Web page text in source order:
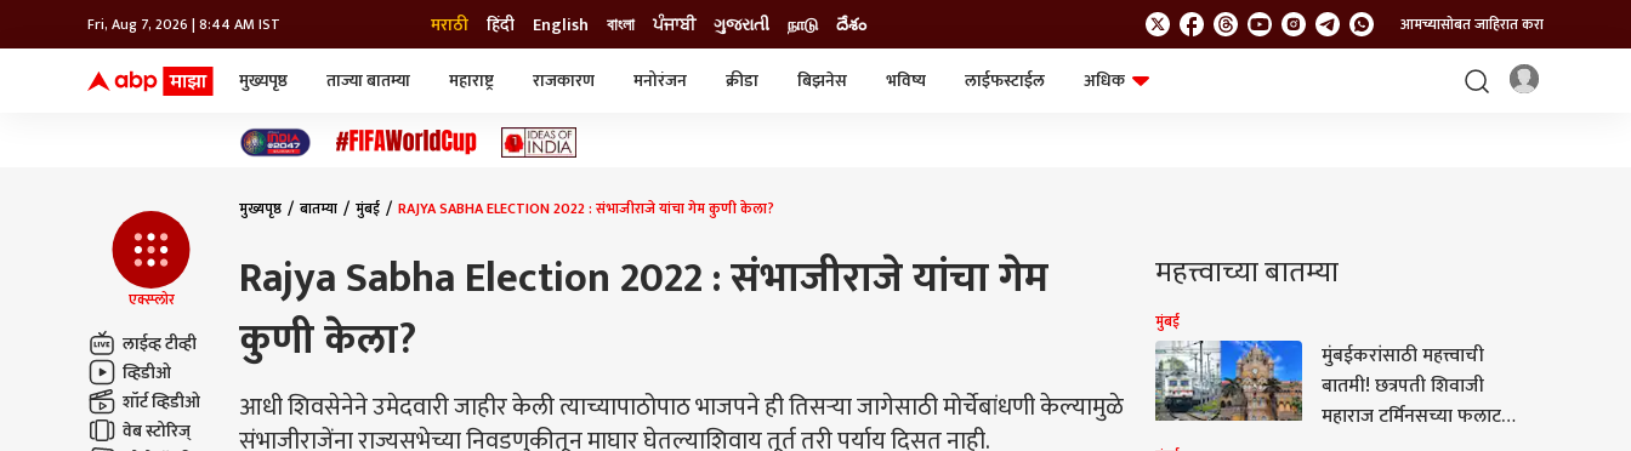
Fri, Aug 7, 2026 | 8:44 AM IST मराठी हिंदी English বাংলা ਪੰਜਾਬੀ ગુજરાતી நாடு దేశం आमच्यासोबत जाहिरात करा
मुख्यपृष्ठ ताज्या बातम्या महाराष्ट्र राजकारण मनोरंजन क्रीडा बिझनेस भविष्य लाईफस्टाईल
अधिक
कोल्हापूर
नवी मुंबई
अमरावती
अकोला
एक्स्प्लोर
लाईव्ह टीव्ही
व्हिडीओ
शॉर्ट व्हिडीओ
वेब स्टोरिज्
मुख्यपृष्ठ बातम्या मुंबई RAJYA SABHA ELECTION 2022 : संभाजीराजे यांचा गेम कुणी केला?
Rajya Sabha Election 2022 : संभाजीराजे यांचा गेम
कुणी केला?
आधी शिवसेनेने उमेदवारी जाहीर केली त्याच्यापाठोपाठ भाजपने ही तिसऱ्या जागेसाठी मोर्चेबांधणी केल्यामुळे
संभाजीराजेंना राज्यसभेच्या निवडणुकीतून माघार घेतल्याशिवाय तूर्त तरी पर्याय दिसत नाही.
महत्त्वाच्या बातम्या
मुंबई
मुंबईकरांसाठी महत्त्वाची
बातमी! छत्रपती शिवाजी
महाराज टर्मिनसच्या फलाट